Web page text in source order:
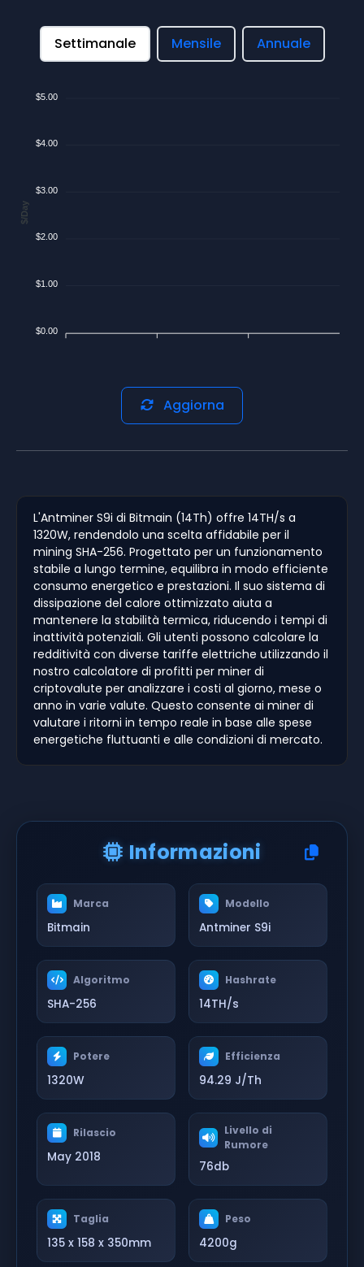
Settimanale Mensile Annuale
$5.00
$4.00
$3.00
$2.00
$1.00
$0.00
$/Day
Aggiorna
L'Antminer S9i di Bitmain (14Th) offre 14TH/s a
1320W, rendendolo una scelta affidabile per il
mining SHA-256. Progettato per un funzionamento
stabile a lungo termine, equilibra in modo efficiente
consumo energetico e prestazioni. Il suo sistema di
dissipazione del calore ottimizzato aiuta a
mantenere la stabilità termica, riducendo i tempi di
inattività potenziali. Gli utenti possono calcolare la
redditività con diverse tariffe elettriche utilizzando il
nostro calcolatore di profitti per miner di
criptovalute per analizzare i costi al giorno, mese o
anno in varie valute. Questo consente ai miner di
valutare i ritorni in tempo reale in base alle spese
energetiche fluttuanti e alle condizioni di mercato.
Informazioni
Marca
Bitmain
Modello
Antminer S9i
Algoritmo
SHA-256
Hashrate
14TH/s
Potere
1320W
Efficienza
94.29 J/Th
Rilascio
May 2018
Livello di
Rumore
76db
Taglia
135 x 158 x 350mm
Peso
4200g